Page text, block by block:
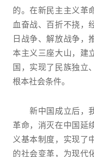
的。在新民主主义革
血奋战、百折不挠，
日战争、解放战争，
本主义三座大山，建
国，实现了民族独立
根本社会条件。
新中国成立后，我
革命，消灭在中国延
义基本制度，实现了
的社会变革，为现代